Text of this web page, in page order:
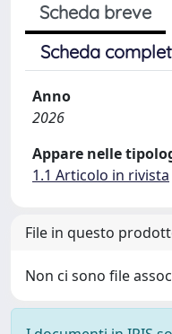
Scheda breve
Scheda
Anno
2026
Appare nelle
1.1 Articolo in rivista
File in questo
Non ci sono file